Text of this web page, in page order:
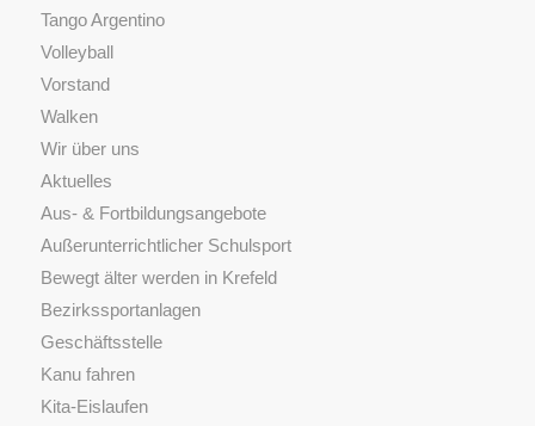
Tango Argentino
Volleyball
Vorstand
Walken
Wir über uns
Aktuelles
Aus- & Fortbildungsangebote
Außerunterrichtlicher Schulsport
Bewegt älter werden in Krefeld
Bezirkssportanlagen
Geschäftsstelle
Kanu fahren
Kita-Eislaufen